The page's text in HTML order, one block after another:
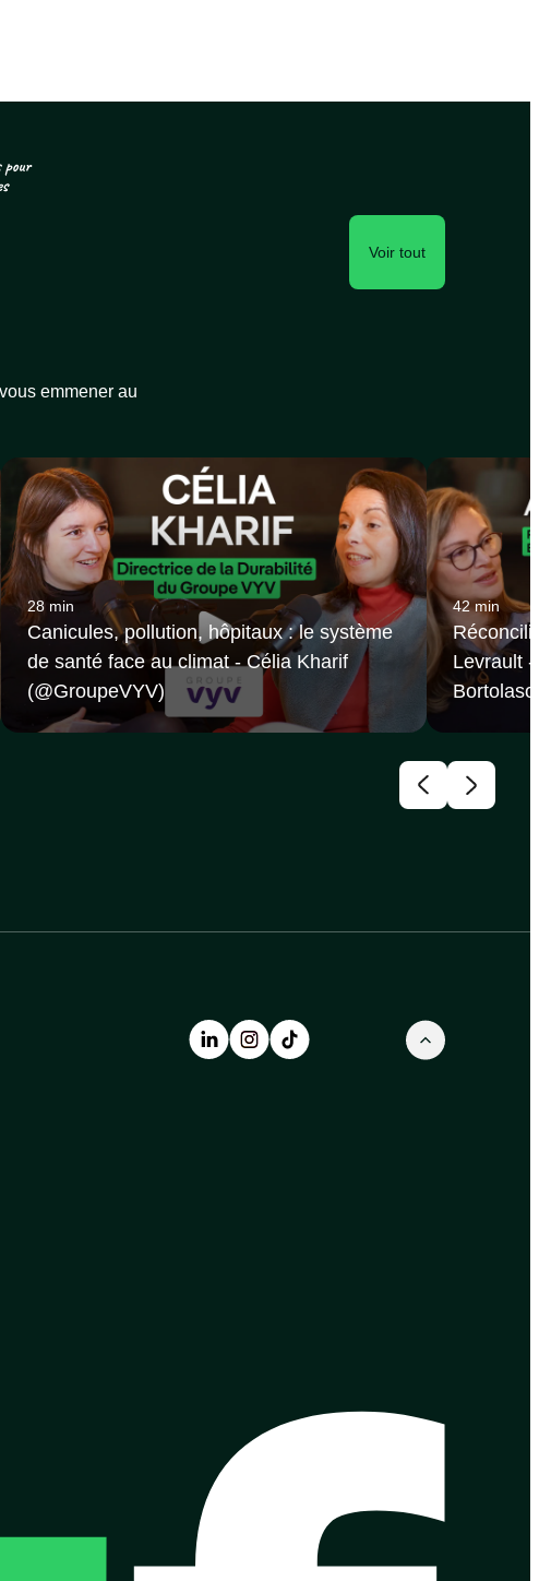
Voir tout
emmener au
28 min
Canicules, pollution, hôpitaux : le système
de santé face au climat - Célia Kharif
(‪@GroupeVYV‬)
42 min
Levrault
Bortolaso